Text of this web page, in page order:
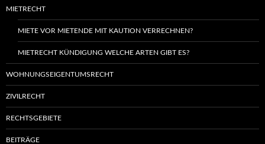
MIETRECHT
MIETE VOR MIETENDE MIT KAUTION VERRECHNEN?
MIETRECHT KÜNDIGUNG WELCHE ARTEN GIBT ES?
WOHNUNGSEIGENTUMSRECHT
ZIVILRECHT
RECHTSGEBIETE
BEITRÄGE